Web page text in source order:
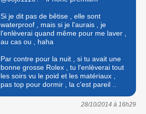
Si je dit pas de bêtise , elle sont
waterproof , mais si je l'aurais , je
l'enlèverai quand même pour me laver ,
au cas ou , haha
Par contre pour la nuit , si tu avait une
bonne grosse Rolex , tu l'enlèverai tout
les soirs vu le poid et les matériaux ,
pas top pour dormir , la c'est pareil ..
28/10/2014 à 16h29